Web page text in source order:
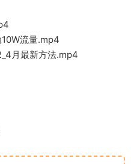
流量.mp4
月最新方法.mp4